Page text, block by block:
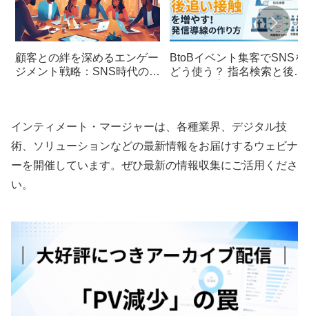
顧客との絆を深めるエンゲー
ジメント戦略：SNS時代のマ
BtoBイベント集客でSNSを
どう使う？ 指名検索と後追
インティメート・マージャーは、各種業界、デジタル技
術、ソリューションなどの最新情報をお届けするウェビナ
ーを開催しています。ぜひ最新の情報収集にご活用くださ
い。